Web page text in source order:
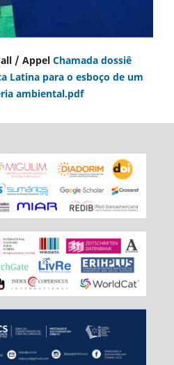
/ Appel Chamada dossiê
Latina para o esboço de um
ambiental.pdf